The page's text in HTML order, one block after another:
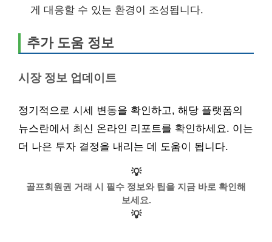
게 대응할 수 있는 환경이 조성됩니다.
추가 도움 정보
시장 정보 업데이트
정기적으로 시세 변동을 확인하고, 해당 플랫폼의
뉴스란에서 최신 온라인 리포트를 확인하세요. 이는
더 나은 투자 결정을 내리는 데 도움이 됩니다.
💡
골프회원권 거래 시 필수 정보와 팁을 지금 바로 확인해
보세요.
💡